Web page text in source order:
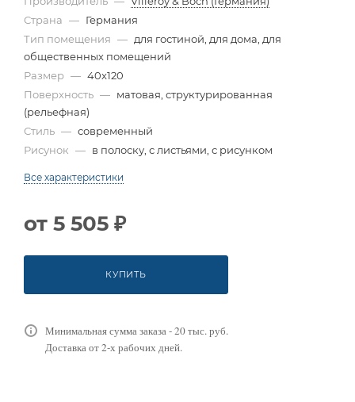
Страна — Германия
Тип помещения — для гостиной, для дома, для
общественных помещений
Размер — 40x120
Поверхность — матовая, структурированная
(рельефная)
Стиль — современный
Рисунок — в полоску, с листьями, с рисунком
Все характеристики
от 5 505 ₽
КУПИТЬ
Минимальная сумма заказа - 20 тыс. руб.
Доставка от 2-х рабочих дней.